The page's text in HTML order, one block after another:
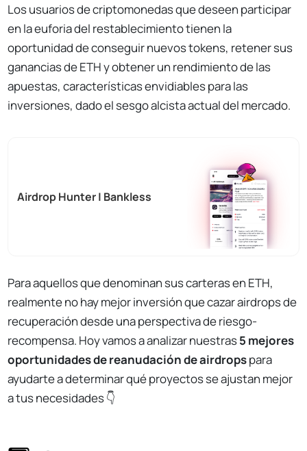
Los usuarios de criptomonedas que deseen participar
en la euforia del restablecimiento tienen la
oportunidad de conseguir nuevos tokens, retener sus
ganancias de ETH y obtener un rendimiento de las
apuestas, características envidiables para las
inversiones, dado el sesgo alcista actual del mercado.
Airdrop Hunter | Bankless
Para aquellos que denominan sus carteras en ETH,
realmente no hay mejor inversión que cazar airdrops de
recuperación desde una perspectiva de riesgo-
recompensa. Hoy vamos a analizar nuestras5 mejores
oportunidades de reanudación de airdropspara
ayudarte a determinar qué proyectos se ajustan mejor
a tus necesidades 👇